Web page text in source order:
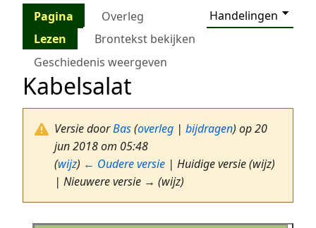
Pagina Overleg
Handelingen
Lezen
Brontekst bekijken
Geschiedenis weergeven
Kabelsalat
Versie doorBas(overleg | bijdragen) op 20
jun 2018 om 05:48
(wijz) ← Oudere versie | Huidige versie (wijz)
| Nieuwere versie → (wijz)